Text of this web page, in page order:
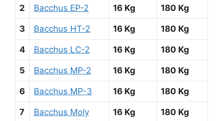
2 Bacchus EP-2 16 Kg 180 Kg
3 Bacchus HT-2 16 Kg 180 Kg
4 Bacchus LC-2 16 Kg 180 Kg
5 Bacchus MP-2 16 Kg 180 Kg
6 Bacchus MP-3 16 Kg 180 Kg
7 Bacchus Moly 16 Kg 180 Kg